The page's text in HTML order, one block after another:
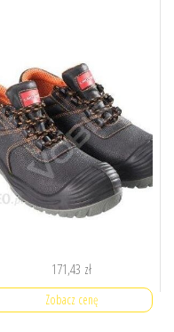
171,43 zł
Zobacz cenę